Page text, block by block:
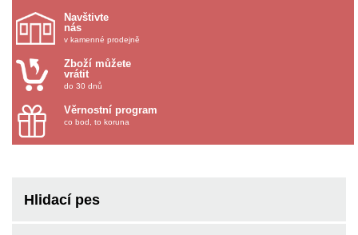
Navštivte
nás
v kamenné prodejně
Zboží můžete
vrátit
do 30 dnů
Věrnostní program
co bod, to koruna
Hlidací pes